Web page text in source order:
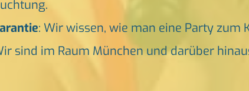
: Wir wissen, wie man eine Party zum
sind im Raum München und darüber